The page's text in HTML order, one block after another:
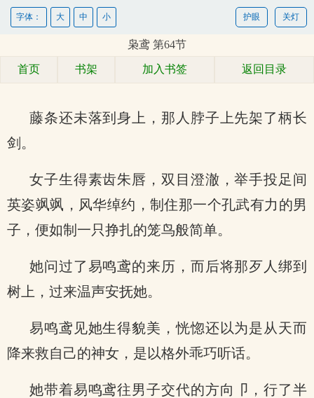
关灯
护眼
字体： 大 中 小
枭鸢 第64节
首页 书架 加入书签 返回目录
藤条还未落到身上，那人脖子上先架了柄长
剑。
女子生得素齿朱唇，双目澄澈，举手投足间
英姿飒飒，风华绰约，制住那一个孔武有力的男
子，便如制一只挣扎的笼鸟般简单。
她问过了易鸣鸢的来历，而后将那歹人绑到
树上，过来温声安抚她。
易鸣鸢见她生得貌美，恍惚还以为是从天而
降来救自己的神女，是以格外乖巧听话。
她带着易鸣鸢往男子交代的方向卩，行了半